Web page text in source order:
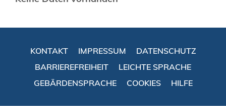
KONTAKT IMPRESSUM
DATENSCHUTZ
BARRIEREFREIHEIT
LEICHTE SPRACHE
GEBÄRDENSPRACHE
COOKIES HILFE